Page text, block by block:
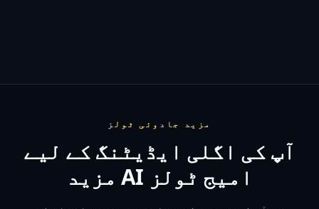
مزید جادوئی ٹولز
آپ کی اگلی ایڈیٹنگ کے لیے
مزید AI امیج ٹولز